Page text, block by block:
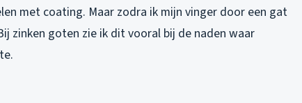
met coating. Maar zodra ik mijn vinger door een gat
zinken goten zie ik dit vooral bij de naden waar